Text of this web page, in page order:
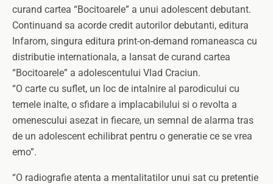
curand cartea “Bocitoarele” a unui adolescent debutant.
Continuand sa acorde credit autorilor debutanti, editura
Infarom, singura editura print-on-demand romaneasca cu
distributie internationala, a lansat de curand cartea
“Bocitoarele” a adolescentului Vlad Craciun.
“O carte cu suflet, un loc de intalnire al parodicului cu
temele inalte, o sfidare a implacabilului si o revolta a
omenescului asezat in fiecare, un semnal de alarma tras
de un adolescent echilibrat pentru o generatie ce se vrea
emo”.
“O radiografie atenta a mentalitatilor unui sat cu pretentie